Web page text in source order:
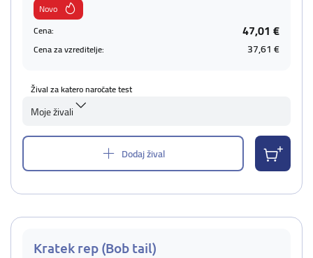
Novo
Cena:
47,01 €
Cena za vzreditelje: 37,61 €
Žival za katero naročate test
Moje živali
Dodaj žival
Kratek rep (Bob tail)